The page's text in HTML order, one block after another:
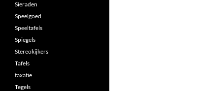
Sieraden
Speelgoed
Speeltafels
Spiegels
Stereokijkers
Tafels
taxatie
Tegels